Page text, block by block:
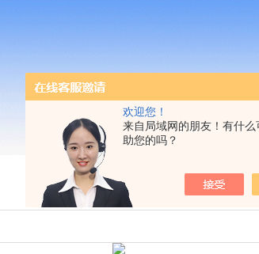
欢迎您！
来自局域网的朋友！有什么
助您的吗？
我的位置：